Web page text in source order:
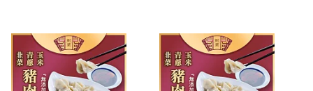
米力(8) 肖雲峰(8)
山東美術出版社(28)
廣東新世紀出版社(28)